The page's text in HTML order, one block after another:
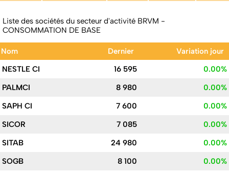
Liste des sociétés du secteur d'activité BRVM -
CONSOMMATION DE BASE
Nom Dernier
Variation jour
NESTLE CI
16 595
0.00%
PALMCI
8 980
0.00%
SAPH CI
7 600
0.00%
SICOR
7 085
0.00%
SITAB
24 980
0.00%
SOGB
8 100 0.00%